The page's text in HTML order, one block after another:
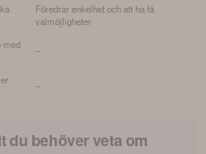
Föredrar enkelhet och att ha få
valmöjligheter
med
–
–
du behöver veta om